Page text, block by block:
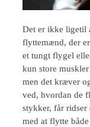
Det er ikke ligetil
flyttemænd, der
et tungt flygel
kun store
men det kræver
ved, hvordan de
stykker, får ridser
med at flytte